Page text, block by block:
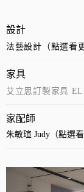
設計
法藝設計（點選看
家具
艾立思訂製家具
家配師
朱敏瑄 Judy（點選看